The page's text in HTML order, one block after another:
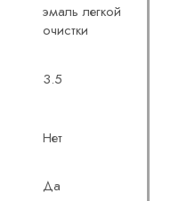
эмаль легкой
очистки
3.5
Нет
Да